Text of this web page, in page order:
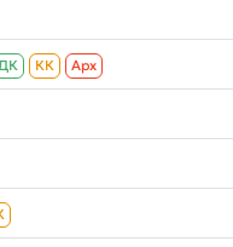
КК Aрх